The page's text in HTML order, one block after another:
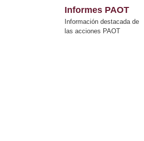
Informes PAOT
Información destacada de
las acciones PAOT